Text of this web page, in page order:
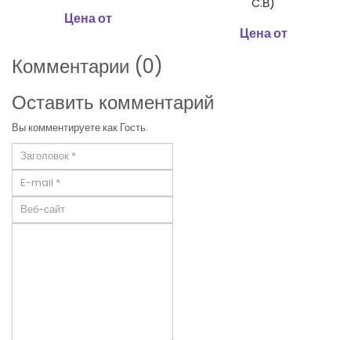
Цена от
C.В)
Цена от
Комментарии (0)
Оставить комментарий
Вы комментируете как Гость.